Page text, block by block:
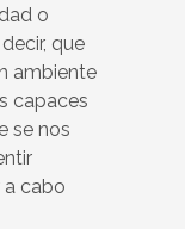
o
que
ambiente
capaces
se nos
a cabo